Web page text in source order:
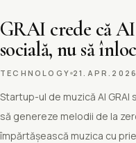
GRAI crede că
socială, nu să
TECHNOLOGY 21.APR.2026
Startup-ul de muzică AI
să genereze melodii de la
împărtășească muzica cu